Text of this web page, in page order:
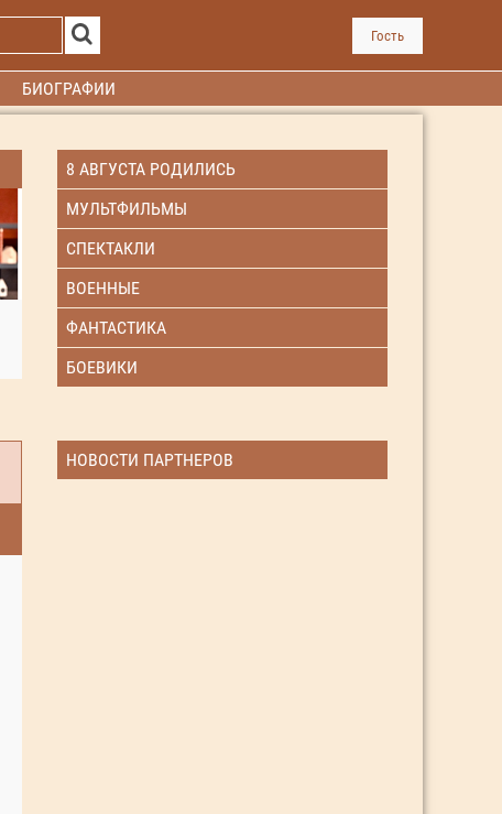
Гость
БИОГРАФИИ
8 АВГУСТА РОДИЛИСЬ
МУЛЬТФИЛЬМЫ
СПЕКТАКЛИ
ВОЕННЫЕ
ФАНТАСТИКА
БОЕВИКИ
НОВОСТИ ПАРТНЕРОВ